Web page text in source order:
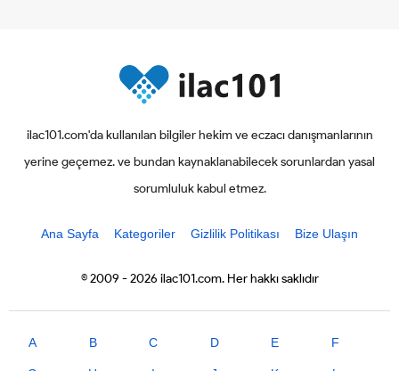
ilac101.com'da kullanılan bilgiler hekim ve eczacı danışmanlarının
yerine geçemez. ve bundan kaynaklanabilecek sorunlardan yasal
sorumluluk kabul etmez.
Ana Sayfa Kategoriler Gizlilik Politikası Bize Ulaşın
© 2009 - 2026 ilac101.com. Her hakkı saklıdır
A B C D E F